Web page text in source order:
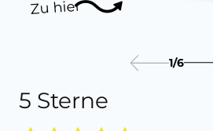
Zu hier
5 Sterne
1/6